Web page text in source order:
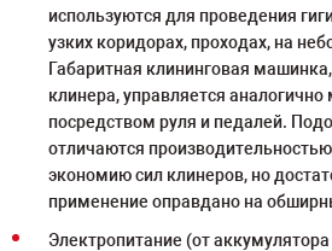
используются для проведения
узких коридорах, проходах, на
Габаритная клининговая
клинера, управляется
посредством руля и педалей.
отличаются
экономию сил клинеров, но
применение оправдано на
Электропитание (от